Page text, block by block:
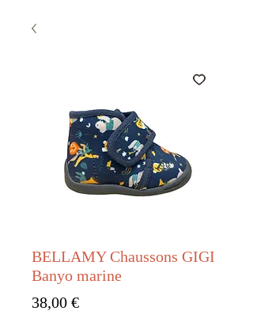
BELLAMY Chaussons GIGI
Banyo marine
38,00 €Prix